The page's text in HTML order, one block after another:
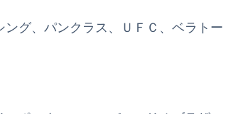
グ、パンクラス、ＵＦＣ、ベラトー